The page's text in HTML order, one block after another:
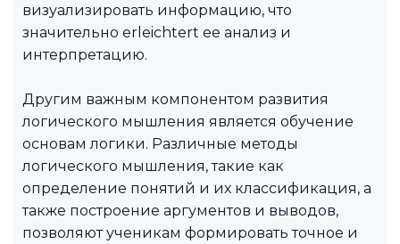
визуализировать информацию, что
значительно erleichtert ее анализ и
интерпретацию.
Другим важным компонентом развития
логического мышления является обучение
основам логики. Различные методы
логического мышления, такие как
определение понятий и их классификация, а
также построение аргументов и выводов,
позволяют ученикам формировать точное и